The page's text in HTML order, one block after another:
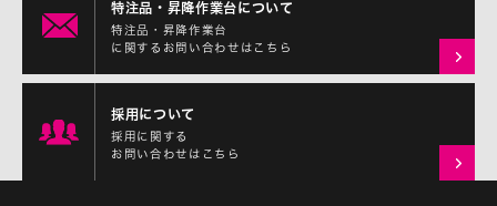
特注品・昇降作業台について
特注品・昇降作業台
に関するお問い合わせはこちら
採用について
採用に関する
お問い合わせはこちら